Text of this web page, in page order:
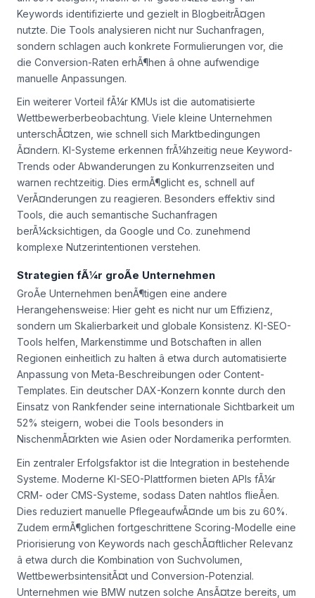
Keywords identifizierte und gezielt in BlogbeitrÃ¤gen
nutzte. Die Tools analysieren nicht nur Suchanfragen,
sondern schlagen auch konkrete Formulierungen vor, die
die Conversion-Raten erhÃ¶hen â ohne aufwendige
manuelle Anpassungen.
Ein weiterer Vorteil fÃ¼r KMUs ist die automatisierte
Wettbewerberbeobachtung. Viele kleine Unternehmen
unterschÃ¤tzen, wie schnell sich Marktbedingungen
Ã¤ndern. KI-Systeme erkennen frÃ¼hzeitig neue Keyword-
Trends oder Abwanderungen zu Konkurrenzseiten und
warnen rechtzeitig. Dies ermÃ¶glicht es, schnell auf
VerÃ¤nderungen zu reagieren. Besonders effektiv sind
Tools, die auch semantische Suchanfragen
berÃ¼cksichtigen, da Google und Co. zunehmend
komplexe Nutzerintentionen verstehen.
Strategien fÃ¼r groÃe Unternehmen
GroÃe Unternehmen benÃ¶tigen eine andere
Herangehensweise: Hier geht es nicht nur um Effizienz,
sondern um Skalierbarkeit und globale Konsistenz. KI-SEO-
Tools helfen, Markenstimme und Botschaften in allen
Regionen einheitlich zu halten â etwa durch automatisierte
Anpassung von Meta-Beschreibungen oder Content-
Templates. Ein deutscher DAX-Konzern konnte durch den
Einsatz von Rankfender seine internationale Sichtbarkeit um
52% steigern, wobei die Tools besonders in
NischenmÃ¤rkten wie Asien oder Nordamerika performten.
Ein zentraler Erfolgsfaktor ist die Integration in bestehende
Systeme. Moderne KI-SEO-Plattformen bieten APIs fÃ¼r
CRM- oder CMS-Systeme, sodass Daten nahtlos flieÃen.
Dies reduziert manuelle PflegeaufwÃ¤nde um bis zu 60%.
Zudem ermÃ¶glichen fortgeschrittene Scoring-Modelle eine
Priorisierung von Keywords nach geschÃ¤ftlicher Relevanz
â etwa durch die Kombination von Suchvolumen,
WettbewerbsintensitÃ¤t und Conversion-Potenzial.
Unternehmen wie BMW nutzen solche AnsÃ¤tze bereits, um